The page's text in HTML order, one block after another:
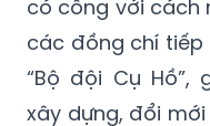
“Bộ đội Cụ
xây dựng, đổi
tấm gương sáng